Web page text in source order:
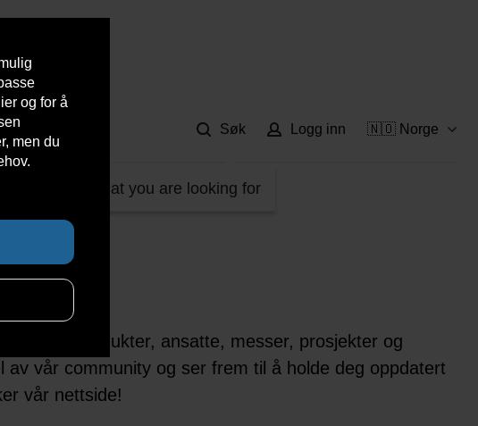
og for å
men du
Bærekraft
Find what you are looking for
Søk Logg inn 🇳🇴 Norge
om produkter, ansatte, messer, prosjekter og
vår community og ser frem til å holde deg oppdatert
vår nettside!